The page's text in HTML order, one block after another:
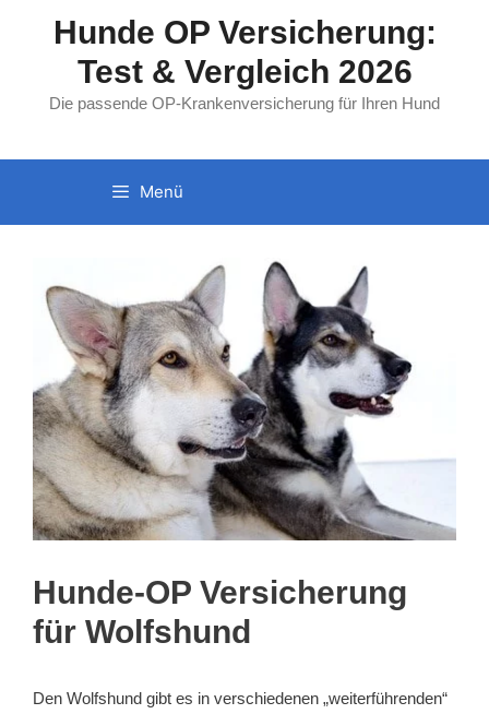
Hunde OP Versicherung:
Test & Vergleich 2026
Die passende OP-Krankenversicherung für Ihren Hund
Menü
Hunde-OP Versicherung
für Wolfshund
Den Wolfshund gibt es in verschiedenen „weiterführenden“